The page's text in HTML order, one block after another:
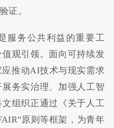
证。
服务公共利益的重要工
观引领。面向可持续发
推动AI技术与现实需求
务实治理、加强人工智
组织正通过《关于人工
原则等框架，为青年